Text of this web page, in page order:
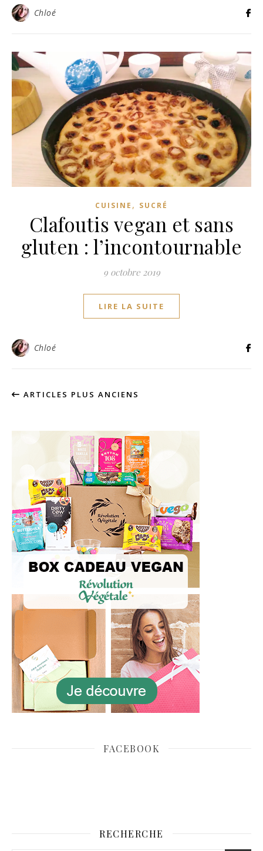
Chloé
CUISINE , SUCRÉ
Clafoutis vegan et sans
gluten : l’incontournable
9 octobre 2019
LIRE LA SUITE
Chloé
ARTICLES PLUS ANCIENS
FACEBOOK
RECHERCHE